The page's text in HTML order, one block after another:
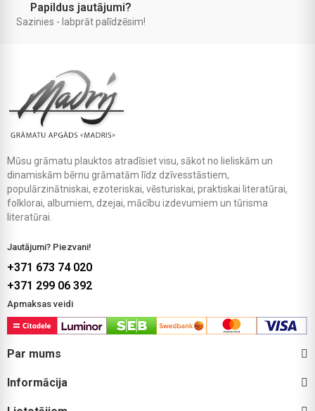
Papildus jautājumi?
Sazinies - labprāt palīdzēsim!
Mūsu grāmatu plauktos atradīsiet visu, sākot no lieliskām un
dinamiskām bērnu grāmatām līdz dzīvesstāstiem,
populārzinātniskai, ezoteriskai, vēsturiskai, praktiskai literatūrai,
folklorai, albumiem, dzejai, mācību izdevumiem un tūrisma
literatūrai.
Jautājumi? Piezvani!
+371 673 74 020
+371 299 06 392
Apmaksas veidi
Par mums
Informācija